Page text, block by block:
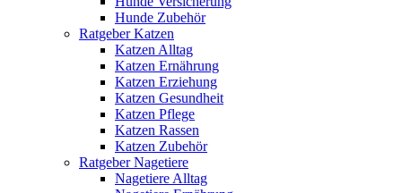
Hunde Zubehör
Ratgeber Katzen
Katzen Alltag
Katzen Ernährung
Katzen Erziehung
Katzen Gesundheit
Katzen Pflege
Katzen Rassen
Katzen Zubehör
Ratgeber Nagetiere
Nagetiere Alltag